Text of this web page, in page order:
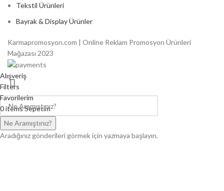
Tekstil Ürünleri
Bayrak & Display Ürünler
Karmapromosyon.com | Online Reklam Promosyon Ürünleri
Mağazası 2023
Ne Aramıştınız?
Aradığınız gönderileri görmek için yazmaya başlayın.
Alışveriş
Filters
Favorilerim
0itemsSepetim
Hesabım